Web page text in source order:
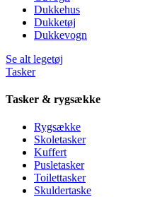
Dukkehus
Dukketøj
Dukkevogn
Se alt legetøj
Tasker
Tasker & rygsække
Rygsække
Skoletasker
Kuffert
Pusletasker
Toilettasker
Skuldertaske